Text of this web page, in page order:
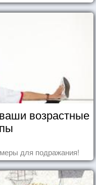
возрастные
для подражания!